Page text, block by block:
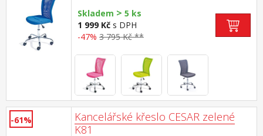
Skladem > 5 ks
1 999 Kč s DPH
-47% 3 795 Kč **
-61%
Kancelářské křeslo CESAR zelené
K81